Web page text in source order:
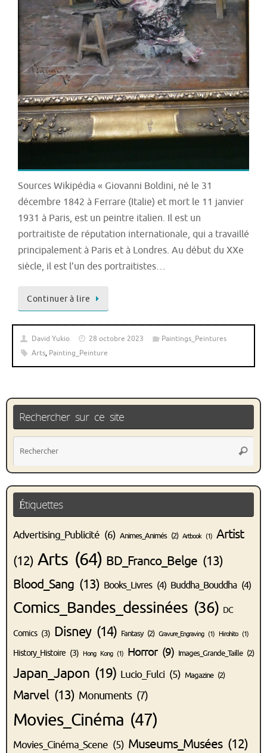
Sources Wikipédia « Giovanni Boldini, né le 31
décembre 1842 à Ferrare (Italie) et mort le 11 janvier
1931 à Paris, est un peintre italien. Il est un
portraitiste de réputation internationale, qui a travaillé
principalement à Paris et à Londres. Au début du XXe
siècle, il est l’un des portraitistes…
Continuer à lire
David Yukio 28 octobre 2023
Paintings_Peintures
Arts, Painting_Peinture
Rechercher sur ce site
Étiquettes
Advertising_Publicité (6) Animes_Animés(2) Artbook(1) Artist
(12) Arts (64) BD_Franco_Belge (13)
Blood_Sang (13) Books_Livres(4) Buddha_Bouddha(4)
Comics_Bandes_dessinées (36) DC
Comics(3) Disney(14) Fantasy(2) Gravure_Engraving(1) Hirohito(1)
History_Histoire (3) Hong Kong(1) Horror(9) Images_Grande_Taille(2)
Japan_Japon (19) Lucio_Fulci (5) Magazine(2)
Marvel(13) Monuments(7)
Movies_Cinéma (47)
Movies_Cinéma_Scene (5) Museums_Musées(12)